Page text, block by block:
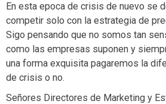
En esta epoca de crisis de nuevo se
competir solo con la estrategia de
Sigo pensando que no somos tan
como las empresas suponen y
una forma exquisita pagaremos la
de crisis o no.
Señores Directores de Marketing y